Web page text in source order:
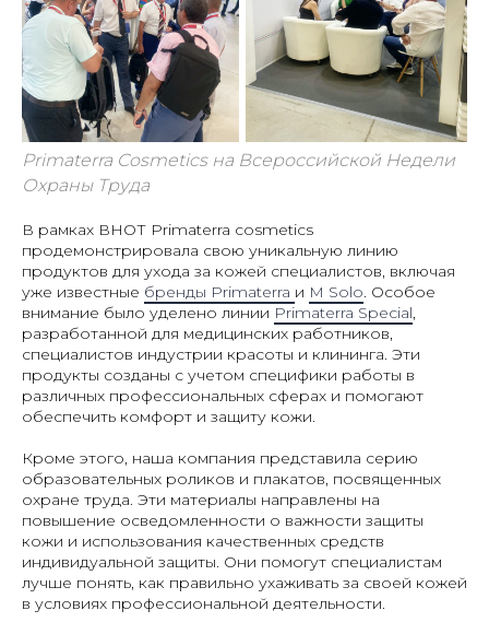
Primaterra Cosmetics на Всероссийской Недели
Охраны Труда
В рамках ВНОТ Primaterra cosmetics
продемонстрировала свою уникальную линию
продуктов для ухода за кожей специалистов, включая
уже известные бренды Primaterra и M Solo . Особое
внимание было уделено линии Primaterra Special
разработанной для медицинских работников,
специалистов индустрии красоты и клининга. Эти
продукты созданы с учетом специфики работы в
различных профессиональных сферах и помогают
обеспечить комфорт и защиту кожи.
Кроме этого, наша компания представила серию
образовательных роликов и плакатов, посвященных
охране труда. Эти материалы направлены на
повышение осведомленности о важности защиты
кожи и использования качественных средств
индивидуальной защиты. Они помогут специалистам
лучше понять, как правильно ухаживать за своей кожей
в условиях профессиональной деятельности.